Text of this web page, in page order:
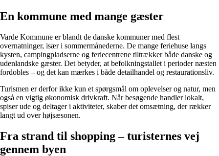
En kommune med mange gæster
Varde Kommune er blandt de danske kommuner med flest
overnatninger, især i sommermånederne. De mange feriehuse langs
kysten, campingpladserne og feriecentrene tiltrækker både danske og
udenlandske gæster. Det betyder, at befolkningstallet i perioder næsten
fordobles – og det kan mærkes i både detailhandel og restaurationsliv.
Turismen er derfor ikke kun et spørgsmål om oplevelser og natur, men
også en vigtig økonomisk drivkraft. Når besøgende handler lokalt,
spiser ude og deltager i aktiviteter, skaber det omsætning, der rækker
langt ud over højsæsonen.
Fra strand til shopping – turisternes vej
gennem byen